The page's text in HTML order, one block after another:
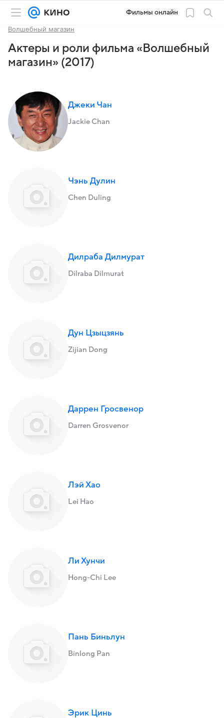
Фильмы онлайн
Волшебный магазин
Актеры и роли фильма «Волшебный
магазин» (2017)
Джеки Чан
Jackie Chan
Чэнь Дулин
Chen Duling
Дилраба Дилмурат
Dilraba Dilmurat
Дун Цзыцзянь
Zijian Dong
Даррен Гросвенор
Darren Grosvenor
Лэй Хао
Lei Hao
Ли Хунчи
Hong-Chi Lee
Пань Биньлун
Binlong Pan
Эрик Цинь